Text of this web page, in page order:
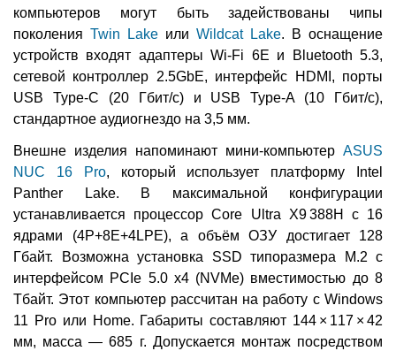
компьютеров могут быть задействованы чипы
поколения Twin Lake или Wildcat Lake. В оснащение
устройств входят адаптеры Wi-Fi 6E и Bluetooth 5.3,
сетевой контроллер 2.5GbE, интерфейс HDMI, порты
USB Type-C (20 Гбит/с) и USB Type-A (10 Гбит/с),
стандартное аудиогнездо на 3,5 мм.
Внешне изделия напоминают мини-компьютер ASUS
NUC 16 Pro, который использует платформу Intel
Panther Lake. В максимальной конфигурации
устанавливается процессор Core Ultra X9 388H с 16
ядрами (4Р+8Е+4LPE), а объём ОЗУ достигает 128
Гбайт. Возможна установка SSD типоразмера М.2 с
интерфейсом PCIe 5.0 x4 (NVMe) вместимостью до 8
Тбайт. Этот компьютер рассчитан на работу с Windows
11 Pro или Home. Габариты составляют 144 × 117 × 42
мм, масса — 685 г. Допускается монтаж посредством